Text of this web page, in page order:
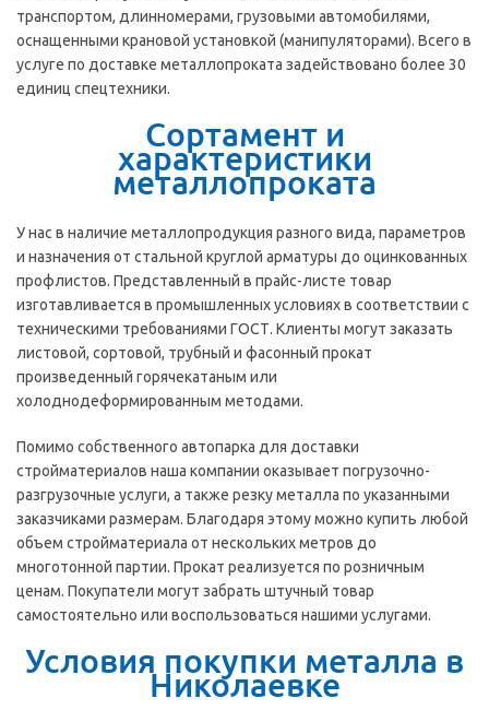
транспортом, длинномерами, грузовыми автомобилями,
оснащенными крановой установкой (манипуляторами). Всего в
услуге по доставке металлопроката задействовано более 30
единиц спецтехники.
Сортамент и
характеристики
металлопроката
У нас в наличие металлопродукция разного вида, параметров
и назначения от стальной круглой арматуры до оцинкованных
профлистов. Представленный в прайс-листе товар
изготавливается в промышленных условиях в соответствии с
техническими требованиями ГОСТ. Клиенты могут заказать
листовой, сортовой, трубный и фасонный прокат
произведенный горячекатаным или
холоднодеформированным методами.
Помимо собственного автопарка для доставки
стройматериалов наша компании оказывает погрузочно-
разгрузочные услуги, а также резку металла по указанными
заказчиками размерам. Благодаря этому можно купить любой
объем стройматериала от нескольких метров до
многотонной партии. Прокат реализуется по розничным
ценам. Покупатели могут забрать штучный товар
самостоятельно или воспользоваться нашими услугами.
Условия покупки металла в
Николаевке